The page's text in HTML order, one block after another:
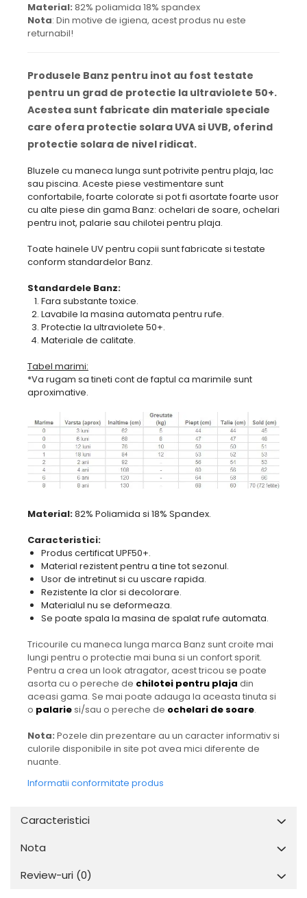
Material: 82% poliamida 18% spandex
Nota: Din motive de igiena, acest produs nu este
returnabil!
Produsele Banz pentru inot au fost testate
pentru un grad de protectie la ultraviolete 50+.
Acestea sunt fabricate din materiale speciale
care ofera protectie solara UVA si UVB, oferind
protectie solara de nivel ridicat.
Bluzele cu maneca lunga sunt potrivite pentru plaja, lac
sau piscina. Aceste piese vestimentare sunt
confortabile, foarte colorate si pot fi asortate foarte usor
cu alte piese din gama Banz: ochelari de soare, ochelari
pentru inot, palarie sau chilotei pentru plaja.
Toate hainele UV pentru copii sunt fabricate si testate
conform standardelor Banz.
Standardele Banz:
Fara substante toxice.
Lavabile la masina automata pentru rufe.
Protectie la ultraviolete 50+.​​​​​​
Materiale de calitate.
Tabel marimi:
*Va rugam sa tineti cont de faptul ca marimile sunt
aproximative.
Material:82% Poliamida si 18% Spandex.
Caracteristici:
Produs certificat UPF50+.
Material rezistent pentru a tine tot sezonul.
Usor de intretinut si cu uscare rapida.
Rezistente la clor si decolorare.
Materialul nu se deformeaza.
Se poate spala la masina de spalat rufe automata.
Tricourile cu maneca lunga marca Banz sunt croite mai
lungi pentru o protectie mai buna si un confort sporit.
Pentru a crea un look atragator, acest tricou se poate
asorta cu o pereche de chilotei pentru plaja din
aceasi gama. Se mai poate adauga la aceasta tinuta si
o palariesi/sau o pereche de ochelari de soare.
Nota: Pozele din prezentare au un caracter informativ si
culorile disponibile in site pot avea mici diferente de
nuante.
Informatii conformitate produs
Caracteristici
Nota
Review-uri (0)